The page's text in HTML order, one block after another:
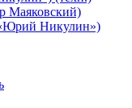
Маяковский)
«Юрий Никулин»)